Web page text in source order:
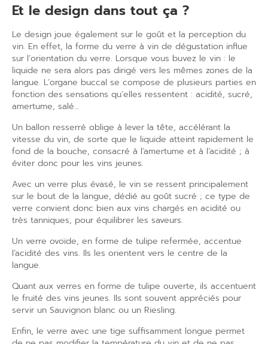
Et le design dans tout ça ?
Le design joue également sur le goût et la perception du
vin. En effet, la forme du verre à vin de dégustation influe
sur l’orientation du verre. Lorsque vous buvez le vin : le
liquide ne sera alors pas dirigé vers les mêmes zones de la
langue. L’organe buccal se compose de plusieurs parties en
fonction des sensations qu’elles ressentent : acidité, sucré,
amertume, salé…
Un ballon resserré oblige à lever la tête, accélérant la
vitesse du vin, de sorte que le liquide atteint rapidement le
fond de la bouche, consacré à l’amertume et à l’acidité ; à
éviter donc pour les vins jeunes.
Avec un verre plus évasé, le vin se ressent principalement
sur le bout de la langue, dédié au goût sucré ; ce type de
verre convient donc bien aux vins chargés en acidité ou
très tanniques, pour équilibrer les saveurs.
Un verre ovoïde, en forme de tulipe refermée, accentue
l’acidité des vins. Ils les orientent vers le centre de la
langue.
Quant aux verres en forme de tulipe ouverte, ils accentuent
le fruité des vins jeunes. Ils sont souvent appréciés pour
servir un Sauvignon blanc ou un Riesling.
Enfin, le verre avec une tige suffisamment longue permet